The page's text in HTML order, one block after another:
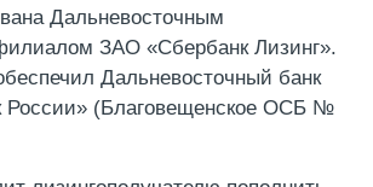
Дальневосточным
ЗАО «Сбербанк Лизинг».
Дальневосточный банк
(Благовещенское ОСБ №